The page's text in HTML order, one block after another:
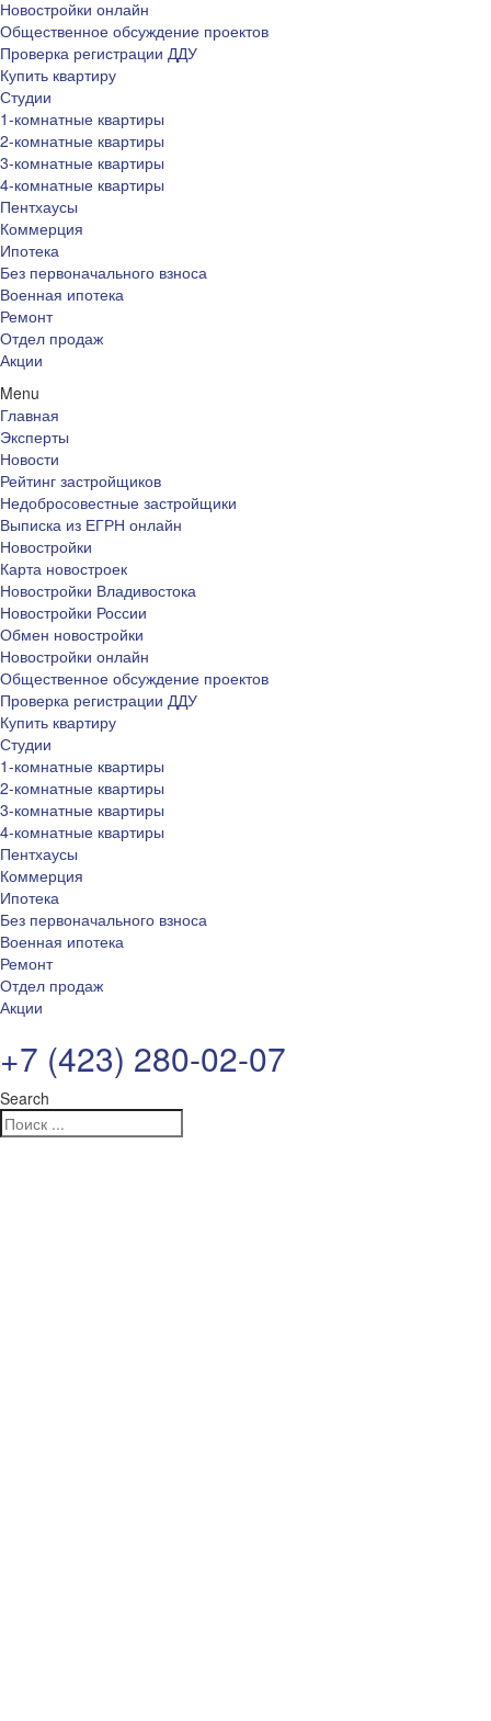
Новостройки онлайн
Общественное обсуждение проектов
Проверка регистрации ДДУ
Купить квартиру
Студии
1-комнатные квартиры
2-комнатные квартиры
3-комнатные квартиры
4-комнатные квартиры
Пентхаусы
Коммерция
Ипотека
Без первоначального взноса
Военная ипотека
Ремонт
Отдел продаж
Акции
Menu
Главная
Эксперты
Новости
Рейтинг застройщиков
Недобросовестные застройщики
Выписка из ЕГРН онлайн
Новостройки
Карта новостроек
Новостройки Владивостока
Новостройки России
Обмен новостройки
Новостройки онлайн
Общественное обсуждение проектов
Проверка регистрации ДДУ
Купить квартиру
Студии
1-комнатные квартиры
2-комнатные квартиры
3-комнатные квартиры
4-комнатные квартиры
Пентхаусы
Коммерция
Ипотека
Без первоначального взноса
Военная ипотека
Ремонт
Отдел продаж
Акции
+7 (423) 280-02-07
Search